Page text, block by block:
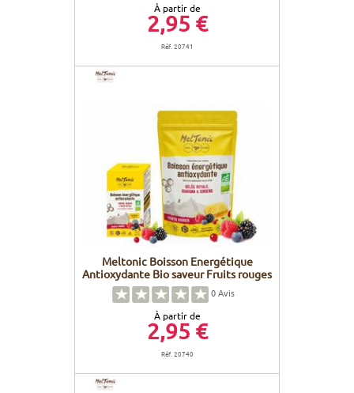
À partir de
2,95 €
Réf. 20741
Meltonic Boisson Energétique
Antioxydante Bio saveur Fruits rouges
0Avis
À partir de
2,95 €
Réf. 20740